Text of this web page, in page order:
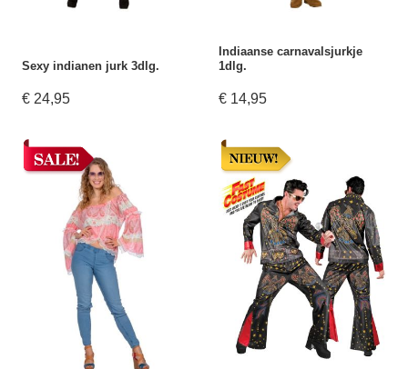
Sexy indianen jurk 3dlg.
€ 24,95
Indiaanse carnavalsjurkje
1dlg.
€ 14,95